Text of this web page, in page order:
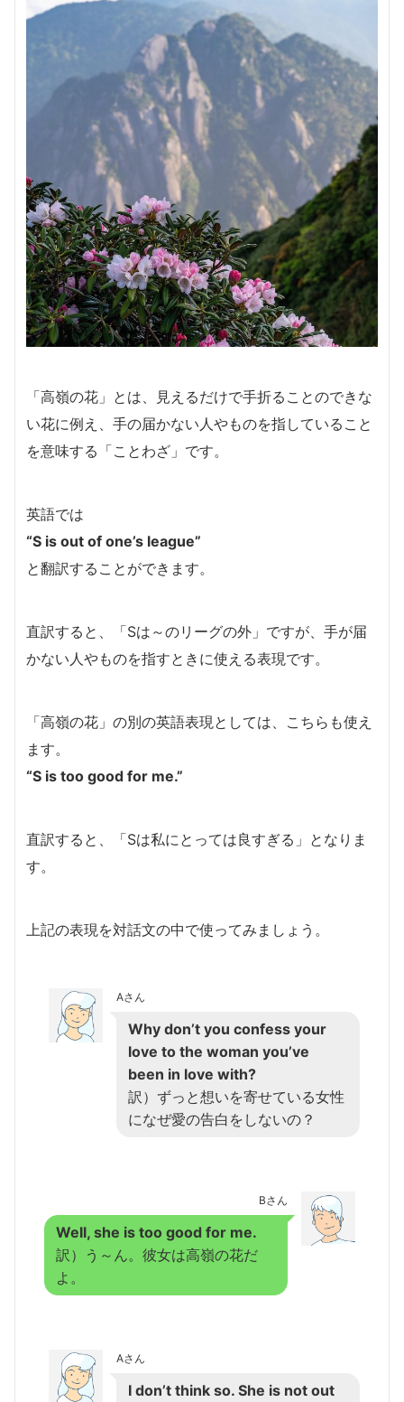
「高嶺の花」とは、見えるだけで手折ることのできな
い花に例え、手の届かない人やものを指していること
を意味する「ことわざ」です。
英語では
“S is out of one’s league”
と翻訳することができます。
直訳すると、「Sは～のリーグの外」ですが、手が届
かない人やものを指すときに使える表現です。
「高嶺の花」の別の英語表現としては、こちらも使え
ます。
“S is too good for me.”
直訳すると、「Sは私にとっては良すぎる」となりま
す。
上記の表現を対話文の中で使ってみましょう。
Aさん
Why don’t you confess your
love to the woman you’ve
been in love with?
訳）ずっと想いを寄せている女性
になぜ愛の告白をしないの？
Bさん
Well, she is too good for me.
訳）う～ん。彼女は高嶺の花だ
よ。
Aさん
I don’t think so. She is not out